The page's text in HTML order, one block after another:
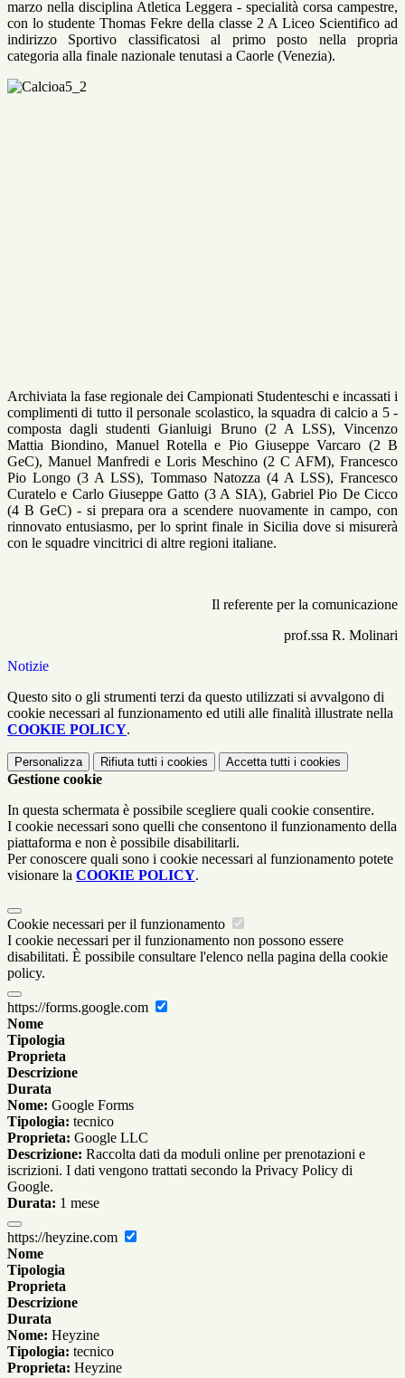
marzo nella disciplina Atletica Leggera - specialità corsa campestre,
con lo studente Thomas Fekre della classe 2 A Liceo Scientifico ad
indirizzo Sportivo classificatosi al primo posto nella propria
categoria alla finale nazionale tenutasi a Caorle (Venezia).
Archiviata la fase regionale dei Campionati Studenteschi e incassati i
complimenti di tutto il personale scolastico, la squadra di calcio a 5 -
composta dagli studenti Gianluigi Bruno (2 A LSS), Vincenzo
Mattia Biondino, Manuel Rotella e Pio Giuseppe Varcaro (2 B
GeC), Manuel Manfredi e Loris Meschino (2 C AFM), Francesco
Pio Longo (3 A LSS), Tommaso Natozza (4 A LSS), Francesco
Curatelo e Carlo Giuseppe Gatto (3 A SIA), Gabriel Pio De Cicco
(4 B GeC) - si prepara ora a scendere nuovamente in campo, con
rinnovato entusiasmo, per lo sprint finale in Sicilia dove si misurerà
con le squadre vincitrici di altre regioni italiane.
Il referente per la comunicazione
prof.ssa R. Molinari
Notizie
Questo sito o gli strumenti terzi da questo utilizzati si avvalgono di
cookie necessari al funzionamento ed utili alle finalità illustrate nella
COOKIE POLICY.
Personalizza Rifiuta tutti i cookies Accetta tutti i cookies
Gestione cookie
In questa schermata è possibile scegliere quali cookie consentire.
I cookie necessari sono quelli che consentono il funzionamento della
piattaforma e non è possibile disabilitarli.
Per conoscere quali sono i cookie necessari al funzionamento potete
visionare la COOKIE POLICY.
Cookie necessari per il funzionamento
I cookie necessari per il funzionamento non possono essere
disabilitati. È possibile consultare l'elenco nella pagina della cookie
policy.
https://forms.google.com
Nome
Tipologia
Proprieta
Descrizione
Durata
Nome: Google Forms
Tipologia: tecnico
Proprieta: Google LLC
Descrizione: Raccolta dati da moduli online per prenotazioni e
iscrizioni. I dati vengono trattati secondo la Privacy Policy di
Google.
Durata: 1 mese
https://heyzine.com
Nome
Tipologia
Proprieta
Descrizione
Durata
Nome: Heyzine
Tipologia: tecnico
Proprieta: Heyzine